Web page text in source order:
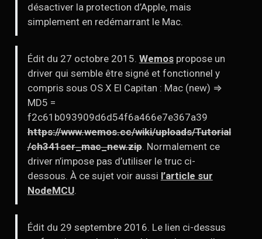
désactiver la protection d’Apple, mais
simplement en redémarrant le Mac.
Édit du 27 octobre 2015. Wemospropose un
driver qui semble être signé et fonctionnel y
compris sous OS X El Capitan : Mac (new) ⇒
MD5 =
f2c61b093909d6d54f6a466e7e367a39
https://www.wemos.cc/wiki/uploads/Tutorial
/ch341ser_mac_new.zip. Normalement ce
driver n’impose pas d’utiliser le truc ci-
dessous. À ce sujet voir aussi l’article sur
NodeMCU.
Édit du 29 septembre 2016. Le lien ci-dessus